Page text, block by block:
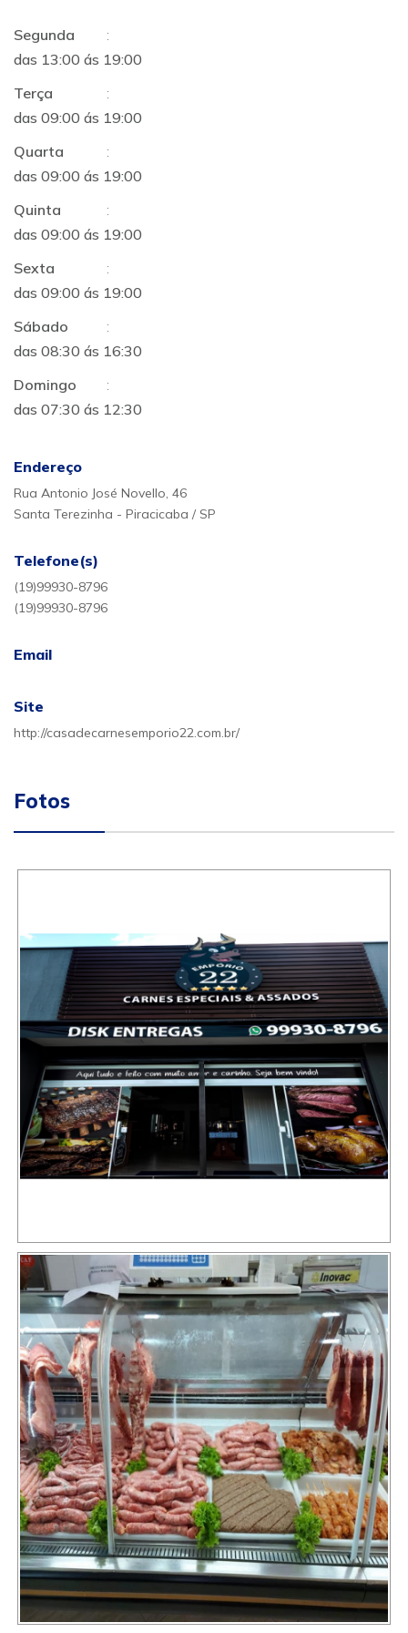
Segunda
:
das 13:00 ás 19:00
Terça
:
das 09:00 ás 19:00
Quarta
:
das 09:00 ás 19:00
Quinta
:
das 09:00 ás 19:00
Sexta
:
das 09:00 ás 19:00
Sábado
:
das 08:30 ás 16:30
Domingo
:
das 07:30 ás 12:30
Endereço
Rua Antonio José Novello, 46
Santa Terezinha - Piracicaba / SP
Telefone(s)
(19)99930-8796
(19)99930-8796
Email
Site
http://casadecarnesemporio22.com.br/
Fotos